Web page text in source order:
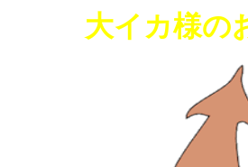
大イカ様の